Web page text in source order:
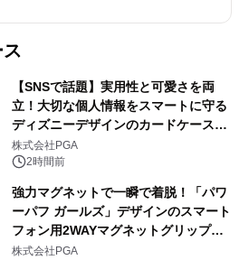
【SNSで話題】実用性と可愛さを両
立！大切な個人情報をスマートに守る
ディズニーデザインのカードケースを
株式会社PGAが8月7日発売
株式会社PGA
2時間前
強力マグネットで一瞬で着脱！「パワ
ーパフ ガールズ」デザインのスマート
フォン用2WAYマグネットグリップを
株式会社PGAが7月24日発売
株式会社PGA